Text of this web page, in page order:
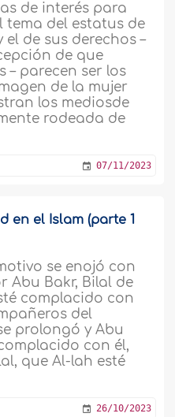
de interés para
tema del estatus de
de sus derechos –
de que
– parecen ser los
de la mujer
los mediosde
rodeada de
07/11/2023
en el Islam (parte 1
se enojó con
Abu Bakr, Bilal de
complacido con
del
prolongó y Abu
con él,
que Al-lah esté
26/10/2023